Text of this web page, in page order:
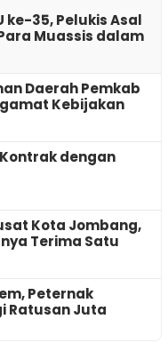
ke-35, Pelukis Asal
Muassis dalam
Daerah Pemkab
Kebijakan
dengan
Kota Jombang,
Terima Satu
Peternak
Ratusan Juta